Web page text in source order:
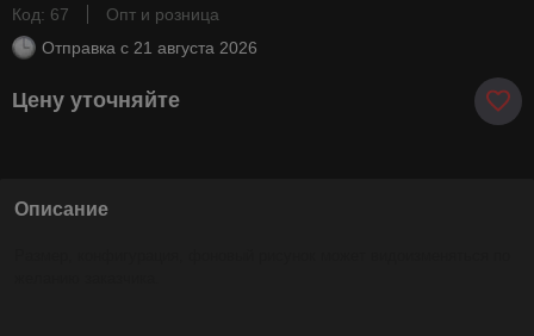
Код: 67
Опт и розница
Отправка с 21 августа 2026
Цену уточняйте
Описание